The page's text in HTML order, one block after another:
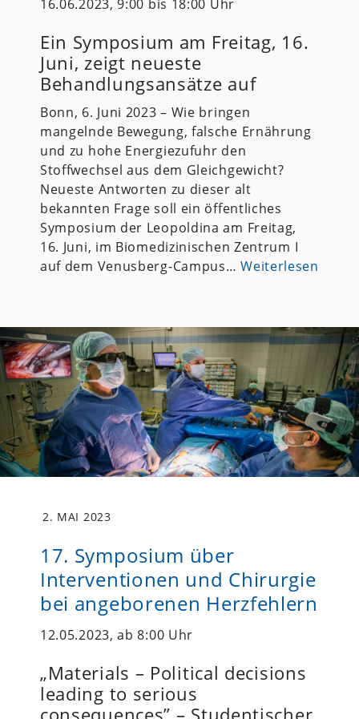
16.06.2023, 9:00 bis 18:00 Uhr
Ein Symposium am Freitag, 16.
Juni, zeigt neueste
Behandlungsansätze auf
Bonn, 6. Juni 2023 – Wie bringen
mangelnde Bewegung, falsche Ernährung
und zu hohe Energiezufuhr den
Stoffwechsel aus dem Gleichgewicht?
Neueste Antworten zu dieser alt
bekannten Frage soll ein öffentliches
Symposium der Leopoldina am Freitag,
16. Juni, im Biomedizinischen Zentrum I
auf dem Venusberg-Campus…Weiterlesen
2. MAI 2023
17. Symposium über
Interventionen und Chirurgie
bei angeborenen Herzfehlern
12.05.2023, ab 8:00 Uhr
„Materials – Political decisions
leading to serious
consequences” – Studentischer